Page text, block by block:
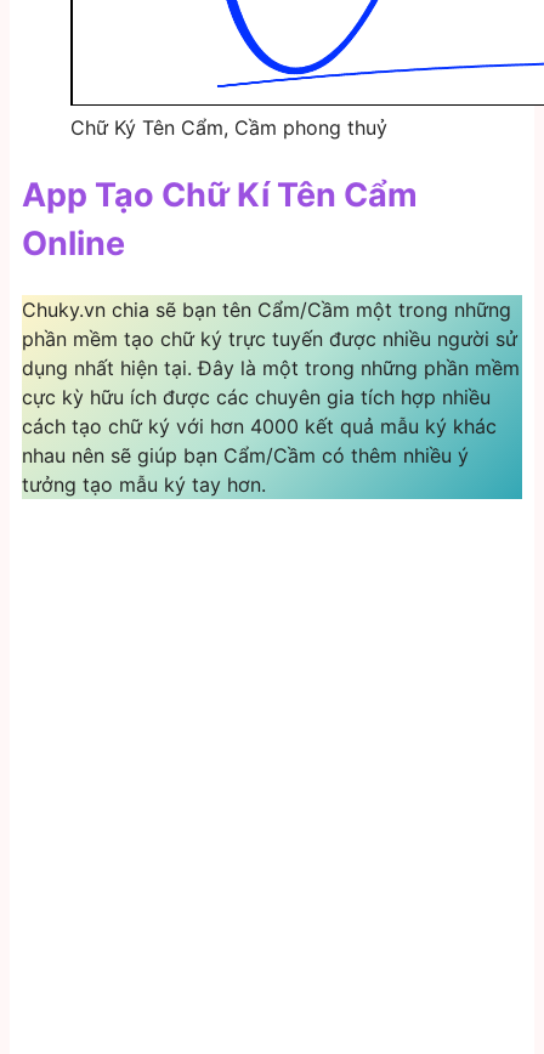
Chữ Ký Tên Cẩm, Cầm phong thuỷ
App Tạo Chữ Kí Tên Cẩm
Online
Chuky.vn chia sẽ bạn tên Cẩm/Cầm một trong những
phần mềm tạo chữ ký trực tuyến được nhiều người sử
dụng nhất hiện tại. Đây là một trong những phần mềm
cực kỳ hữu ích được các chuyên gia tích hợp nhiều
cách tạo chữ ký với hơn 4000 kết quả mẫu ký khác
nhau nên sẽ giúp bạn Cẩm/Cầm có thêm nhiều ý
tưởng tạo mẫu ký tay hơn.